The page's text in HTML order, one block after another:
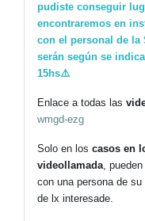
pudiste conseguir
encontraremos en
con el personal de la
serán según se
15hs⚠️
Enlace a todas las
wmgd-ezg
Solo en los casos en
videollamada,
con una persona de
de lx interesade.